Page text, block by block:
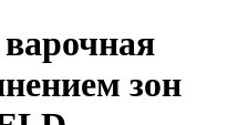
зон